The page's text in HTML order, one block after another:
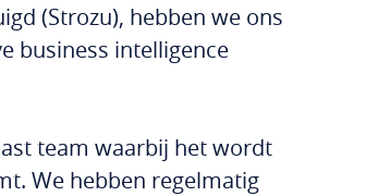
(Strozu), hebben we ons
business intelligence
team waarbij het wordt
We hebben regelmatig